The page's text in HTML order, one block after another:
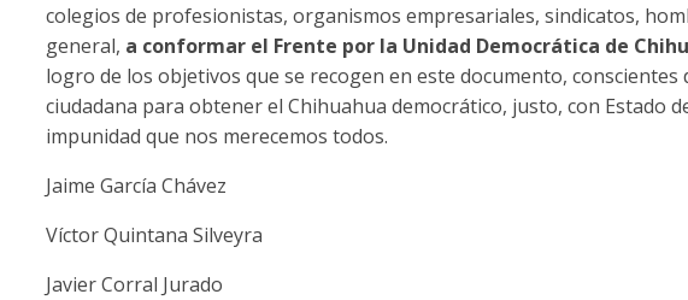
colegios de profesionistas, organismos empresariales, sindicatos,
general, a conformar el Frente por la Unidad Democrática de
logro de los objetivos que se recogen en este documento,
ciudadana para obtener el Chihuahua democrático, justo, con Estado
impunidad que nos merecemos todos.
Jaime García Chávez
Víctor Quintana Silveyra
Javier Corral Jurado